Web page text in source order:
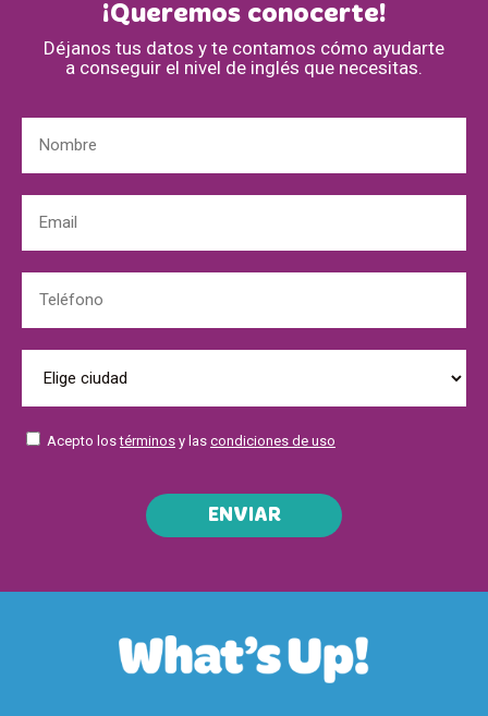
¡Queremos conocerte!
Déjanos tus datos y te contamos cómo ayudarte
a conseguir el nivel de inglés que necesitas.
Acepto lostérminos y las condiciones de uso
ENVIAR